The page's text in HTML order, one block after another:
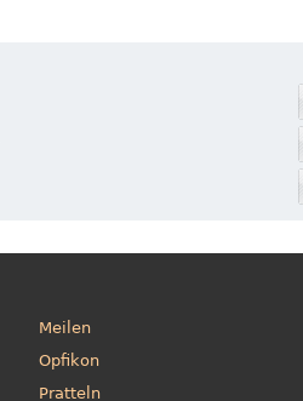
Meilen
Opfikon
Pratteln